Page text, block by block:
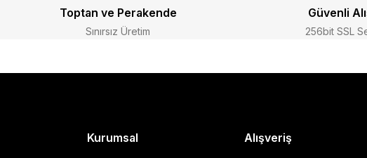
Toptan ve Perakende
Sınırsız Üretim
Güvenli
256bit SSL
Kurumsal Alışveriş